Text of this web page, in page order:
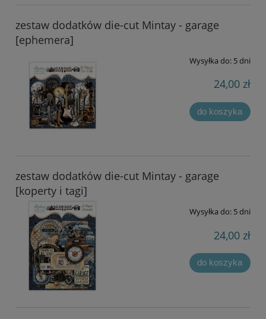
zestaw dodatków die-cut Mintay - garage
[ephemera]
Wysyłka do: 5 dni
24,00 zł
do koszyka
zestaw dodatków die-cut Mintay - garage
[koperty i tagi]
Wysyłka do: 5 dni
24,00 zł
do koszyka